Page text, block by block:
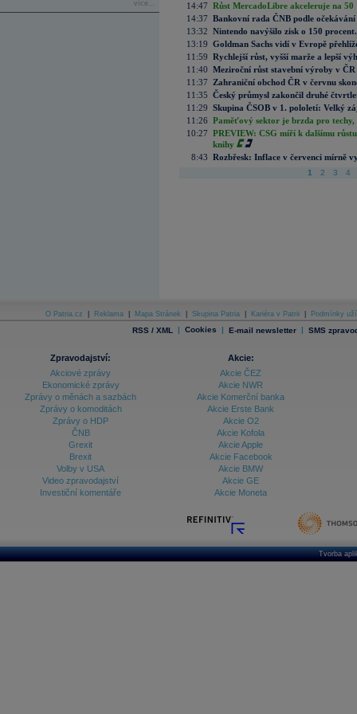
více...
14:47 Růst MercadoLibre akceleruje na
14:37 Bankovní rada ČNB podle
13:32 Nintendo navýšilo zisk o 150
13:19 Goldman Sachs vidí v Evropě
11:59 Rychlejší růst, vyšší marže a lepší
11:40 Meziroční růst stavební výroby v
11:37
Zahraniční obchod ČR v červnu
11:35 Český průmysl zakončil druhé
11:29 Skupina ČSOB v 1. pololetí: Velký
11:26 Paměťový sektor je brzda pro techy,
10:27 PREVIEW: CSG míří k dalšímu
knihy
8:43 Rozbřesk: Inflace v červenci mírně
1 2 3 4
O Patria.cz Reklama Mapa Stránek Skupina Patria Kariéra v Patrii Podmínky
RSS / XML | Cookies | E-mail newsletter | SMS
Zpravodajství:
Akciové zprávy
Ekonomické zprávy
Zprávy o měnách a sazbách
Zprávy o komoditách
Zprávy o HDP
ČNB
Grexit
Brexit
Volby v USA
Video zpravodajství
Investiční komentáře
Akcie:
Akcie ČEZ
Akcie NWR
Akcie Komerční banka
Akcie Erste Bank
Akcie O2
Akcie Kofola
Akcie Apple
Akcie Facebook
Akcie BMW
Akcie GE
Akcie Moneta
Tvorba